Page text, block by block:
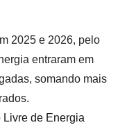
2025 e 2026, pelo
entraram em
somando mais
Livre de Energia